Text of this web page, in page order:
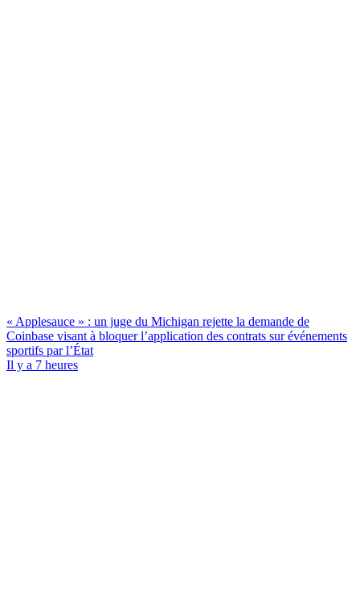
« Applesauce » : un juge du Michigan rejette la demande de
Coinbase visant à bloquer l’application des contrats sur événements
sportifs par l’État
Il y a 7 heures